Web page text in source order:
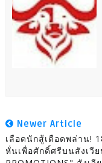
Newer Article
เลือดนักสู้เดือดพล่าน!
หั่นเพื่อศักดิ์ศรีบนสังเวีย